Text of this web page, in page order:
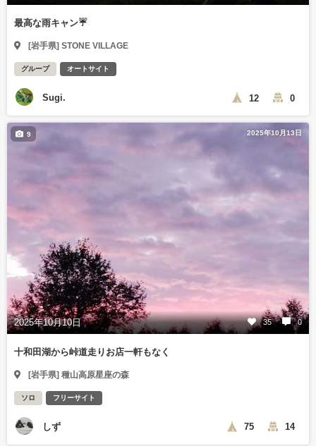
最高な雨キャン☔
[岩手県] STONE VILLAGE
グループ オートサイト
Sugi. 12 0
2025年10月13日
2025年10月10日 35 0
9
十和田湖から峠道走りお店一軒もなく
[岩手県] 種山高原星座の森
ソロ フリーサイト
しず 75 14